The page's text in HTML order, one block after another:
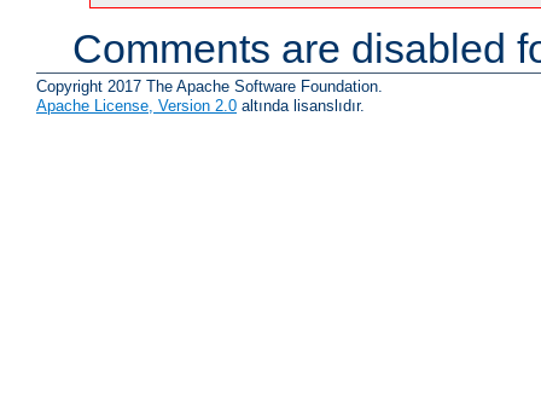
Comments are disabled
Copyright 2017 The Apache Software Foundation.
Apache License, Version 2.0 altında lisanslıdır.